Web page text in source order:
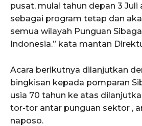
pusat, mulai tahun depan 3
sebagai program tetap dan
semua wilayah Punguan
Indonesia.” kata mantan
Acara berikutnya dilanjutkan
bingkisan kepada pomparan
usia 70 tahun ke atas
tor-tor antar punguan sektor ,
naposo.